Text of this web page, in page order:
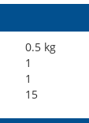
0.5 kg
1
1
15